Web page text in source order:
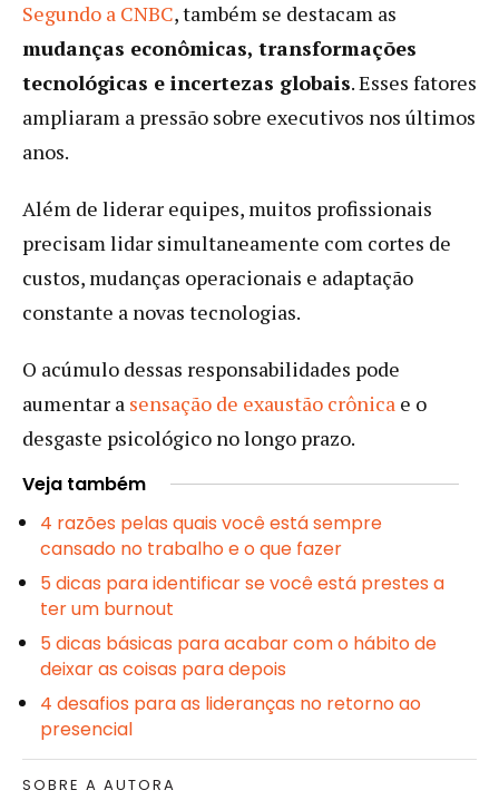
Segundo a CNBC, também se destacam as
mudanças econômicas, transformações
tecnológicas e incertezas globais. Esses fatores
ampliaram a pressão sobre executivos nos últimos
anos.
Além de liderar equipes, muitos profissionais
precisam lidar simultaneamente com cortes de
custos, mudanças operacionais e adaptação
constante a novas tecnologias.
O acúmulo dessas responsabilidades pode
aumentar a sensação de exaustão crônica e o
desgaste psicológico no longo prazo.
Veja também
4 razões pelas quais você está sempre
cansado no trabalho e o que fazer
5 dicas para identificar se você está prestes a
ter um burnout
5 dicas básicas para acabar com o hábito de
deixar as coisas para depois
4 desafios para as lideranças no retorno ao
presencial
SOBRE A AUTORA